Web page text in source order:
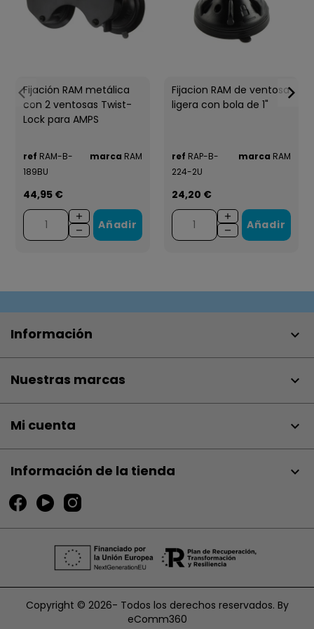
Fijación RAM metálica
con 2 ventosas Twist-
Lock para AMPS
ref RAM-B-
189BU
marca RAM
44,95 €
Añadir
Fijacion RAM de ventosa
ligera con bola de 1"
ref RAP-B-
224-2U
marca RAM
24,20 €
Añadir
Información 
Nuestras marcas 
Mi cuenta 
Información de la tienda keyboard_arrow_down
Copyright © 2026- Todos los derechos reservados. By
eComm360